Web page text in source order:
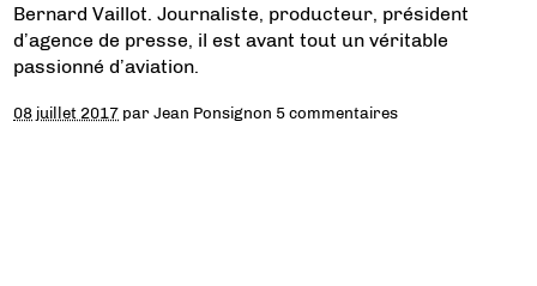
Bernard Vaillot. Journaliste, producteur, président
d’agence de presse, il est avant tout un véritable
passionné d’aviation.
08 juillet 2017 parJean Ponsignon 5 commentaires